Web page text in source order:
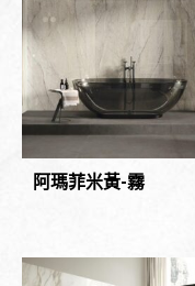
阿瑪菲米黃-霧